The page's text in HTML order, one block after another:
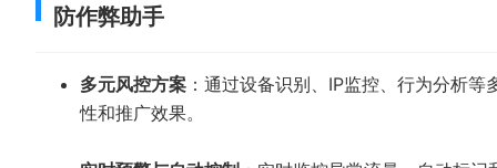
防作弊助手
多元风控方案 ：通过设备识别、IP监控、行为分析
性和推广效果。